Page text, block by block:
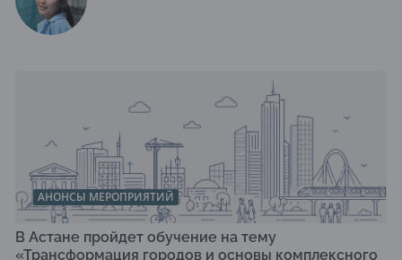
АНОНСЫ МЕРОПРИЯТИЙ
В Астане пройдет обучение на тему
«Трансформация городов и основы комплексного